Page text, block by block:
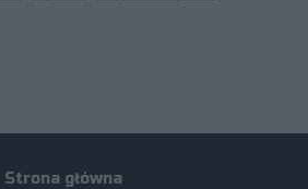
Strona główna